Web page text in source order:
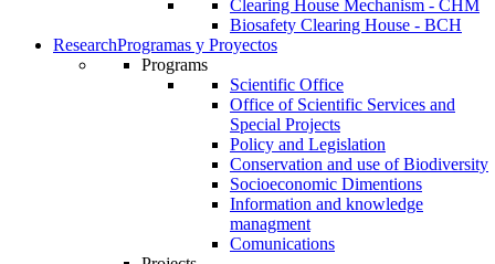
Clearing House Mechanism - CHM
Biosafety Clearing House - BCH
ResearchProgramas y Proyectos
Programs
Scientific Office
Office of Scientific Services and
Special Projects
Policy and Legislation
Conservation and use of Biodiversity
Socioeconomic Dimentions
Information and knowledge
managment
Comunications